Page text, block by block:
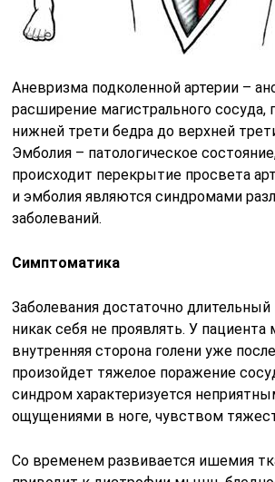
Аневризма подколенной артерии –
расширение магистрального сосуда,
нижней трети бедра до верхней
Эмболия – патологическое
происходит перекрытие просвета
и эмболия являются синдромами
заболеваний.
Симптоматика
Заболевания достаточно длительный
никак себя не проявлять. У
внутренняя сторона голени уже
произойдет тяжелое поражение
синдром характеризуется
ощущениями в ноге, чувством
Со временем развивается ишемия